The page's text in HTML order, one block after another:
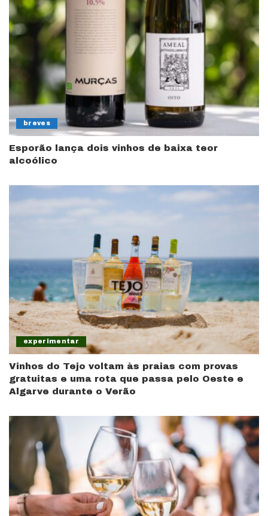
breves
Esporão lança dois vinhos de baixa teor
alcoólico
experimentar
Vinhos do Tejo voltam às praias com provas
gratuitas e uma rota que passa pelo Oeste e
Algarve durante o Verão